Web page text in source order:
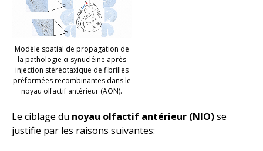
Modèle spatial de propagation de
la pathologie α-synucléine après
injection stéréotaxique de fibrilles
préformées recombinantes dans le
noyau olfactif antérieur (AON).
Le ciblage du noyau olfactif antérieur (NIO)se
justifie par les raisons suivantes: